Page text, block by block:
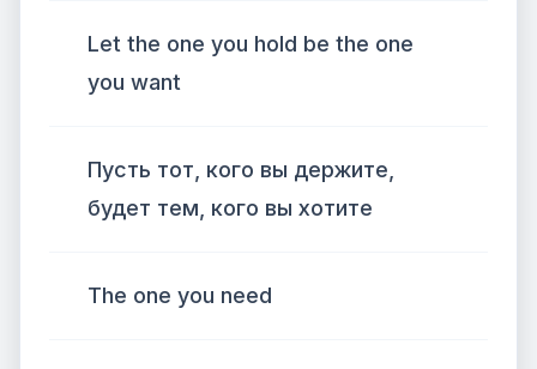
Let the one you hold be the one
you want
Пусть тот, кого вы держите,
будет тем, кого вы хотите
The one you need